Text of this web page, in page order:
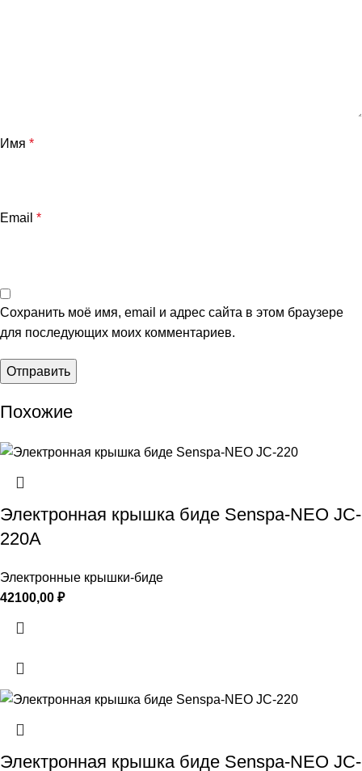
Имя *
Email *
Сохранить моё имя, email и адрес сайта в этом браузере
для последующих моих комментариев.
Похожие
Электронная крышка биде Senspa-NEO JC-
220A
Электронные крышки-биде
42100,00 ₽
Электронная крышка биде Senspa-NEO JC-